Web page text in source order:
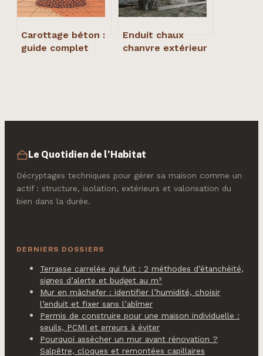
Carottage béton :
guide complet
Enduit chaux
chanvre extérieur
Le Quotidien de l’Habitat
Décryptages techniques pour gérer sa maison comme un
actif : structure, isolation, extérieurs et valorisation du
bien dans la durée.
DERNIERS DOSSIERS
Terrasse carrelée qui fuit : 2 méthodes d’étanchéité,
signes d’alerte et budget au m²
Mur en mâchefer : identifier l’humidité, choisir
l’enduit et fixer sans l’abîmer
Permis de construire pour une maison individuelle :
seuils, PCMI et erreurs à éviter
Pourquoi assécher un mur avant rénovation ?
Salpêtre, cloques et remontées capillaires